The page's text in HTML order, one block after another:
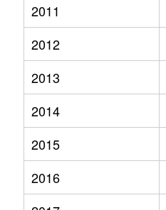
2011
2012
2013
2014
2015
2016